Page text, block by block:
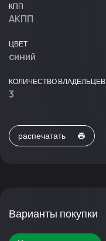
КПП
АКПП
ЦВЕТ
синий
КОЛИЧЕСТВО ВЛАДЕЛЬЦЕВ
3
распечатать
Варианты покупки